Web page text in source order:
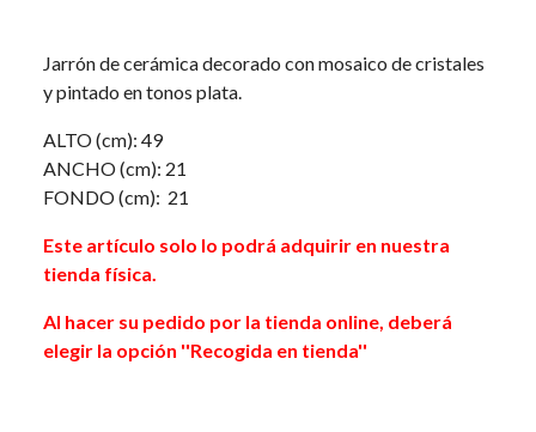
Jarrón de cerámica decorado con mosaico de cristales
y pintado en tonos plata.
ALTO (cm): 49
ANCHO (cm): 21
FONDO (cm): 21
Este artículo solo lo podrá adquirir en nuestra
tienda física.
Al hacer su pedido por la tienda online, deberá
elegir la opción ''Recogida en tienda''